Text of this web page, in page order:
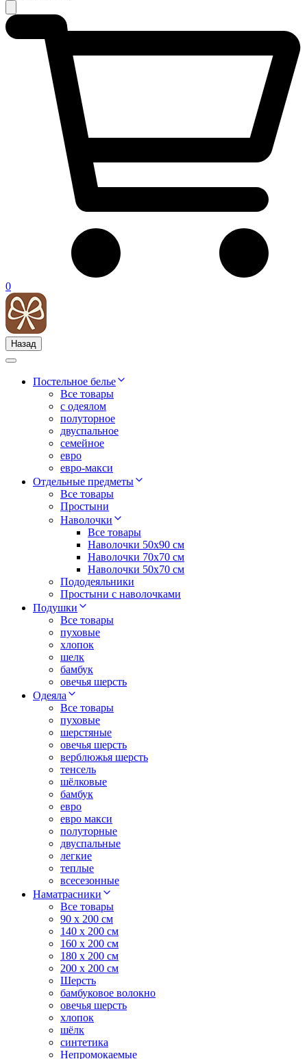
0
Назад
Постельное белье
Все товары
с одеялом
полуторное
двуспальное
семейное
евро
евро-макси
Отдельные предметы
Все товары
Простыни
Наволочки
Все товары
Наволочки 50x90 см
Наволочки 70x70 cм
Наволочки 50х70 см
Пододеяльники
Простыни с наволочками
Подушки
Все товары
пуховые
хлопок
шелк
бамбук
овечья шерсть
Одеяла
Все товары
пуховые
шерстяные
овечья шерсть
верблюжья шерсть
тенсель
шёлковые
бамбук
евро
евро макси
полуторные
двуспальные
легкие
теплые
всесезонные
Наматрасники
Все товары
90 x 200 см
140 x 200 см
160 x 200 см
180 x 200 см
200 x 200 см
Шерсть
бамбуковое волокно
овечья шерсть
хлопок
шёлк
синтетика
Непромокаемые